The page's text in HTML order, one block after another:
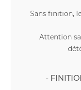
Sans finition,
Attention